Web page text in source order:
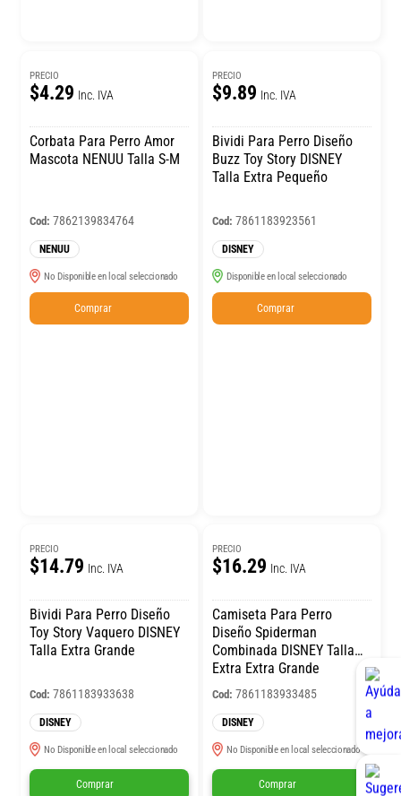
PRECIO
$4.29 Inc. IVA
Corbata Para Perro Amor
Mascota NENUU Talla S-M
Cod: 7862139834764
NENUU
No Disponible en local seleccionado
Comprar
PRECIO
$9.89 Inc. IVA
Bividi Para Perro Diseño
Buzz Toy Story DISNEY
Talla Extra Pequeño
Cod: 7861183923561
DISNEY
Disponible en local seleccionado
Comprar
PRECIO
$14.79 Inc. IVA
Bividi Para Perro Diseño
Toy Story Vaquero DISNEY
Talla Extra Grande
Cod: 7861183933638
DISNEY
No Disponible en local seleccionado
Comprar
PRECIO
$16.29 Inc. IVA
Camiseta Para Perro
Diseño Spiderman
Combinada DISNEY Talla
Extra Extra Grande
Cod: 7861183933485
DISNEY
No Disponible en local seleccionado
Comprar